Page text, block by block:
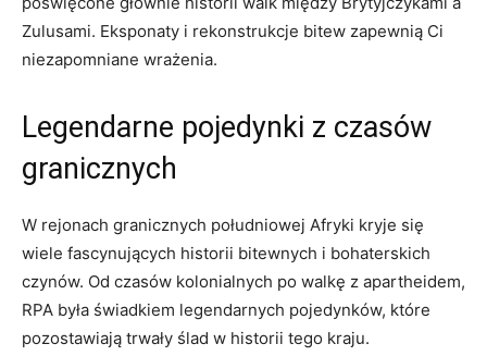
Zulusami. Eksponaty i rekonstrukcje bitew ⁤zapewnią ⁤Ci
niezapomniane wrażenia.
Legendarne⁤ pojedynki z czasów
⁢granicznych
W ⁢rejonach granicznych południowej Afryki⁢ kryje się
‍wiele ‍fascynujących ‍historii⁢ bitewnych i bohaterskich
czynów. Od ‍czasów ‍kolonialnych po walkę ‌z apartheidem,
RPA była ​świadkiem legendarnych pojedynków, które
pozostawiają⁣ trwały ślad⁣ w​ historii‍ tego kraju.